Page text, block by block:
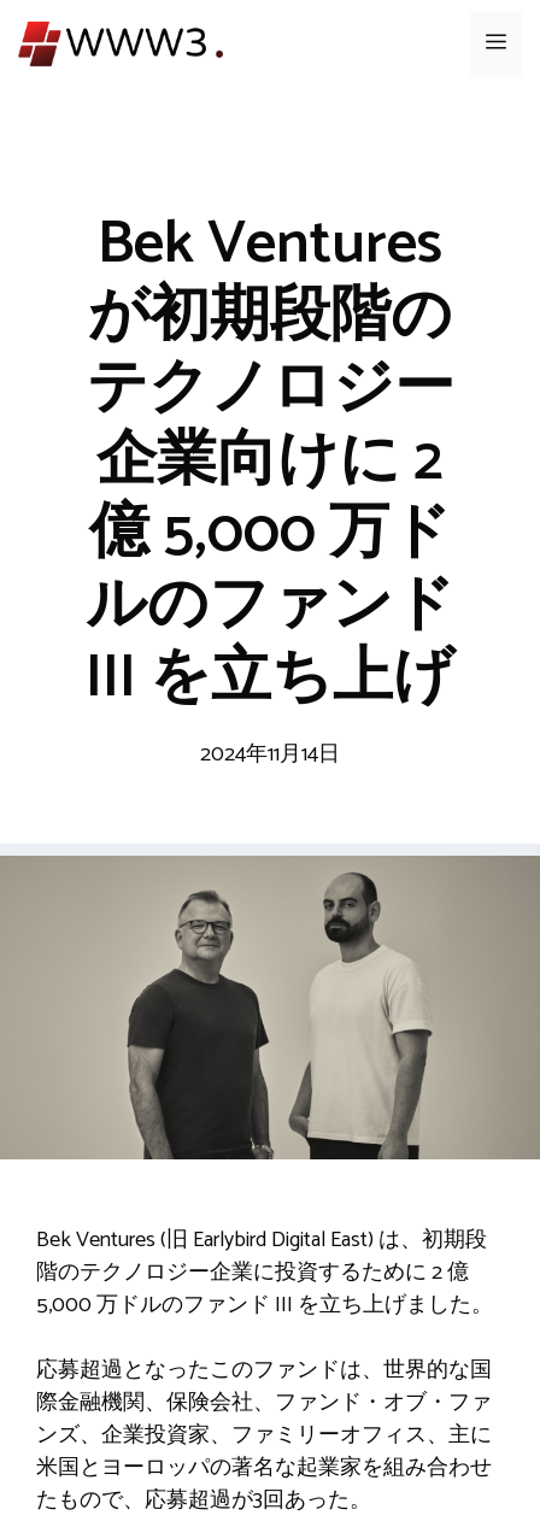
ン
メ
Bek Ventures
が初期段階の
テクノロジー
企業向けに 2
億 5,000 万ド
ルのファンド
III を立ち上げ
2024年11月14日
Bek Ventures (旧 Earlybird Digital East) は、初期段
階のテクノロジー企業に投資するために 2 億
5,000 万ドルのファンド III を立ち上げました。
応募超過となったこのファンドは、世界的な国
際金融機関、保険会社、ファンド・オブ・ファ
ンズ、企業投資家、ファミリーオフィス、主に
米国とヨーロッパの著名な起業家を組み合わせ
たもので、応募超過が3回あった。